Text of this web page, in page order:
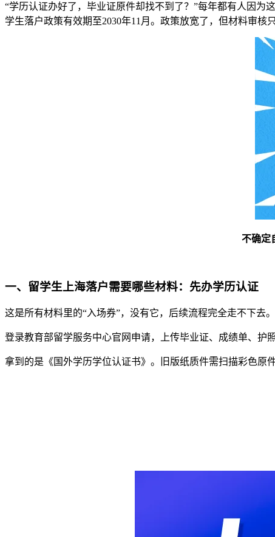
“学历认证办好了，毕业证原件却找不到了？”每年都有人因
学生落户政策有效期至2030年11月。政策放宽了，但材料审核
不确定
一、留学生上海落户需要哪些材料：先办学历认证
这是所有材料里的“入场券”，没有它，后续流程完全走不下去。
登录教育部留学服务中心官网申请，上传毕业证、成绩单、护
拿到的是《国外学历学位认证书》。旧版纸质件需扫描彩色原